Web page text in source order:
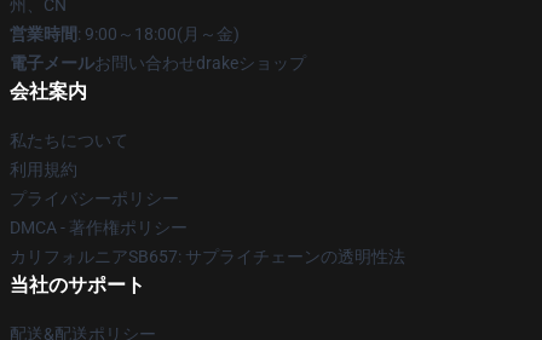
州、CN
営業時間: 9:00～18:00(月～金)
電子メールお問い合わせdrakeショップ
会社案内
私たちについて
利用規約
プライバシーポリシー
DMCA - 著作権ポリシー
カリフォルニアSB657: サプライチェーンの透明性法
当社のサポート
配送&配送ポリシー